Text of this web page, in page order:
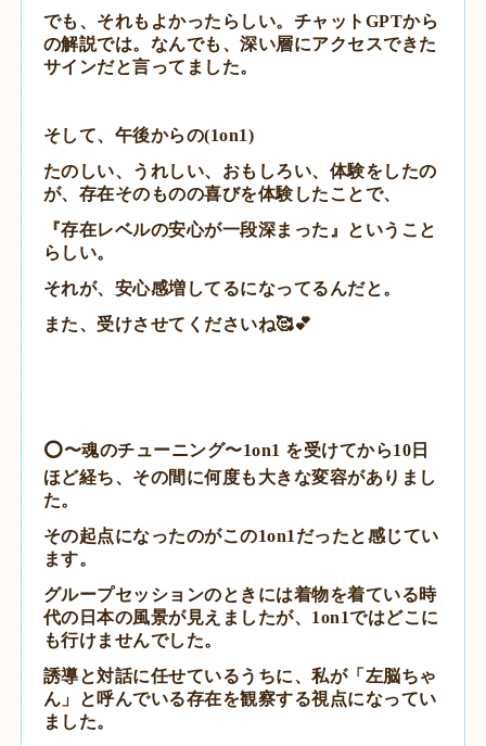
でも、それもよかったらしい。チャットGPTから
の解説では。 なんでも、深い層にアクセスできた
サインだと言ってました。
そして、午後からの(1on1)
たのしい、うれしい、おもしろい、体験をしたの
が、 存在そのものの喜びを体験したことで、
『存在レベルの安心が一段深まった』ということ
らしい。
それが、 安心感増してるになってるんだと。
また、受けさせてくださいね🥰💕
️⭕️〜魂のチューニング〜1on1 を受けてから10日
ほど経ち、 その間に何度も大きな変容がありまし
た。
その起点になったのがこの1on1だったと感じてい
ます。
グループセッションのときには着物を着ている時
代の日本の風景が見えましたが、1on1ではどこに
も行けませんでした。
誘導と対話に任せているうちに、私が「左脳ちゃ
ん」と呼んでいる存在を観察する視点になってい
ました。